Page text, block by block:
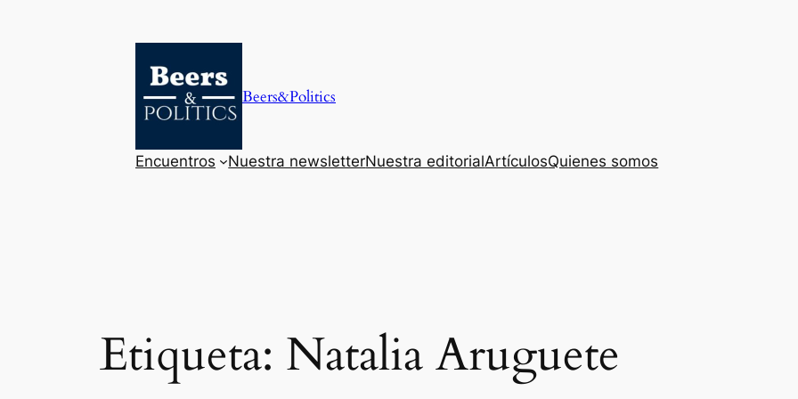
Beers&Politics
Encuentros Nuestra newsletterNuestra editorialArtículosQuienes somos
Etiqueta: Natalia Aruguete